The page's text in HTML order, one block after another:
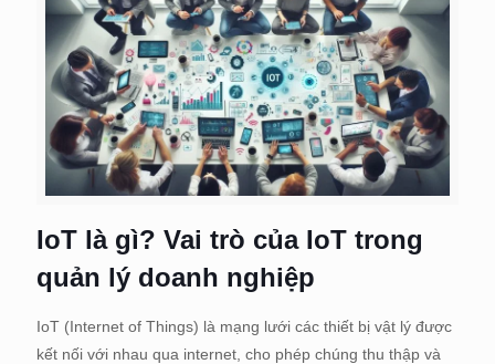
IoT là gì? Vai trò của IoT trong
quản lý doanh nghiệp
IoT (Internet of Things) là mạng lưới các thiết bị vật lý được
kết nối với nhau qua internet, cho phép chúng thu thập và